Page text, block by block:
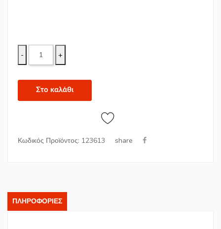
- +
Στο καλάθι
Κωδικός Προϊόντος: 123613 share
ΠΛΗΡΟΦΟΡΊΕΣ